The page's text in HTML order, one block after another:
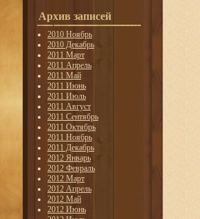
Архив записей
2010 Ноябрь
2010 Декабрь
2011 Март
2011 Апрель
2011 Май
2011 Июнь
2011 Июль
2011 Август
2011 Сентябрь
2011 Октябрь
2011 Ноябрь
2011 Декабрь
2012 Январь
2012 Февраль
2012 Март
2012 Апрель
2012 Май
2012 Июнь